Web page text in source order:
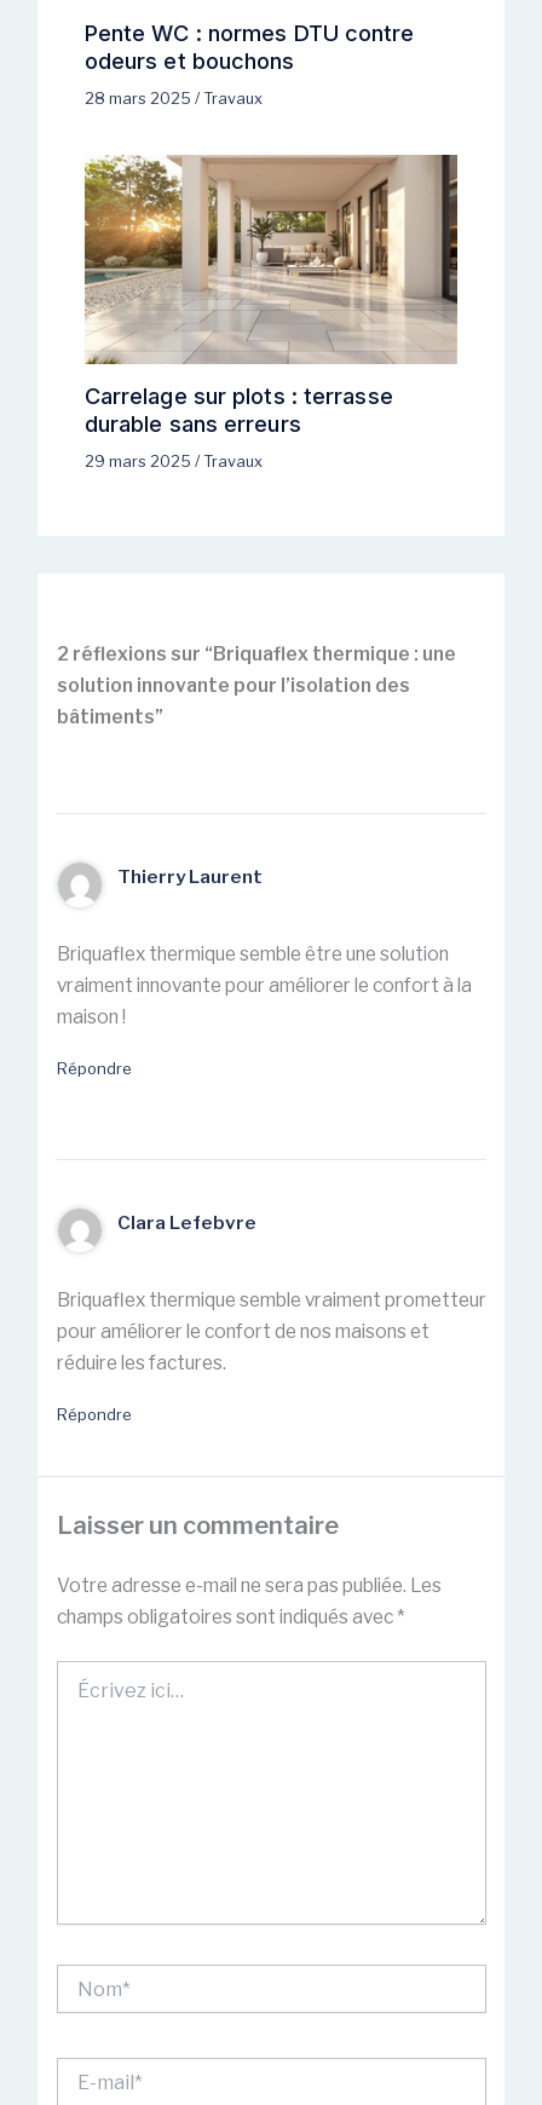
Pente WC : normes DTU contre
odeurs et bouchons
28 mars 2025 / Travaux
Carrelage sur plots : terrasse
durable sans erreurs
29 mars 2025 / Travaux
2 réflexions sur “Briquaflex thermique : une
solution innovante pour l’isolation des
bâtiments”
Thierry Laurent
Briquaflex thermique semble être une solution
vraiment innovante pour améliorer le confort à la
maison !
Répondre
Clara Lefebvre
Briquaflex thermique semble vraiment prometteur
pour améliorer le confort de nos maisons et
réduire les factures.
Répondre
Laisser un commentaire
Votre adresse e-mail ne sera pas publiée. Les
champs obligatoires sont indiqués avec *
ici…
mail*